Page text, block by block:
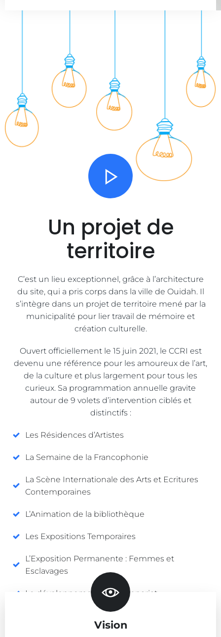
Un projet de
territoire
C’est un lieu exceptionnel, grâce à l’architecture
du site, qui a pris corps dans la ville de Ouidah. Il
s’intègre dans un projet de territoire mené par la
municipalité pour lier travail de mémoire et
création culturelle.
Ouvert officiellement le 15 juin 2021, le CCRI est
devenu une référence pour les amoureux de l’art,
de la culture et plus largement pour tous les
curieux. Sa programmation annuelle gravite
autour de 9 volets d’intervention ciblés et
distinctifs :
Les Résidences d’Artistes
La Semaine de la Francophonie
La Scène Internationale des Arts et Ecritures
Contemporaines
L’Animation de la bibliothèque
Les Expositions Temporaires
L’Exposition Permanente : Femmes et
Esclavages
Le développement de partenariat
Vision